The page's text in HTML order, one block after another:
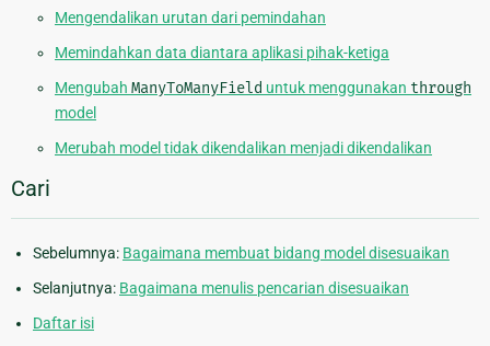
Mengendalikan urutan dari pemindahan
Memindahkan data diantara aplikasi pihak-ketiga
Mengubah ManyToManyField untuk menggunakan through
model
Merubah model tidak dikendalikan menjadi dikendalikan
Cari
Sebelumnya: Bagaimana membuat bidang model disesuaikan
Selanjutnya: Bagaimana menulis pencarian disesuaikan
Daftar isi